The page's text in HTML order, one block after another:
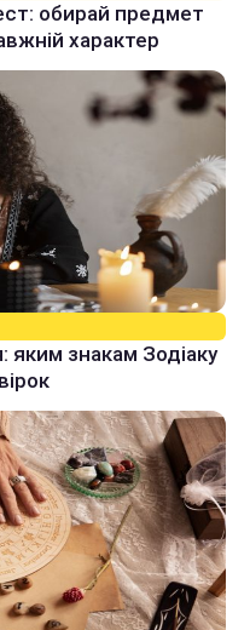
обирай предмет
характер
яким знакам Зодіаку